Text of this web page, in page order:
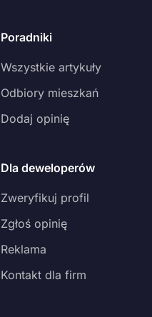
Poradniki
Wszystkie artykuły
Odbiory mieszkań
Dodaj opinię
Dla deweloperów
Zweryfikuj profil
Zgłoś opinię
Reklama
Kontakt dla firm